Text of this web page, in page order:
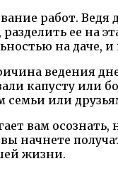
работ. Ведя
разделить ее
на
ведения
капусту или
семьи или
вам
начнете
жизни.